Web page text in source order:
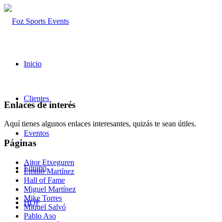
Inicio
Clientes
Eventos
Equipo
HOF
Enlaces de interés
Aquí tienes algunos enlaces interesantes, quizás te sean útiles.
Páginas
Aitor Etxeguren
Emilio Martínez
Hall of Fame
Miguel Martínez
Mike Torres
Miquel Salvó
Pablo Aso